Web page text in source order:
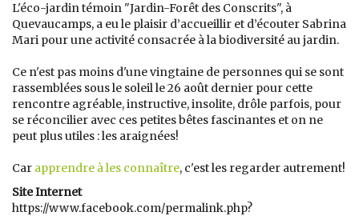
L'éco-jardin témoin "Jardin-Forêt des Conscrits", à
Quevaucamps, a eu le plaisir d’accueillir et d’écouter Sabrina
Mari pour une activité consacrée à la biodiversité au jardin.
Ce n'est pas moins d'une vingtaine de personnes qui se sont
rassemblées sous le soleil le 26 août dernier pour cette
rencontre agréable, instructive, insolite, drôle parfois, pour
se réconcilier avec ces petites bêtes fascinantes et on ne
peut plus utiles : les araignées!
Car apprendre à les connaître, c'est les regarder autrement!
Site Internet
https://www.facebook.com/permalink.php?